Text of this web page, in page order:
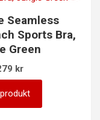
Seamless
Sports Bra,
Green
krDet
nuvarande
priset
är: